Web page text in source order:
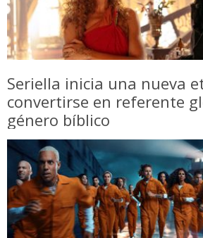
Seriella inicia una nueva
convertirse en referente
género bíblico